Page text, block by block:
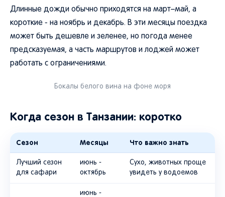
Длинные дожди обычно приходятся на март–май, а
короткие - на ноябрь и декабрь. В эти месяцы поездка
может быть дешевле и зеленее, но погода менее
предсказуемая, а часть маршрутов и лоджей может
работать с ограничениями.
Бокалы белого вина на фоне моря
Когда сезон в Танзании: коротко
Сезон Месяцы Что важно знать
Лучший сезон
для сафари
июнь -
октябрь
Сухо, животных проще
увидеть у водоемов
июнь -